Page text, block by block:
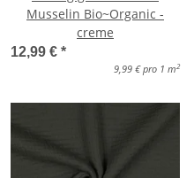
Musselin Bio~Organic -
creme
12,99 € *
9,99 € pro 1 m 2